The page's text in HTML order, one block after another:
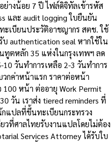
ย่างน้อย 7 ปี ไฟล์ดิจิทัลเข้ารหัส
และ audit logging ใบยืนยัน
ะเบียนประวัติอาชญากร สตช. ใช้
บ authentication seal หากใช้ใน
ทูตหลัก 35 แห่งในกรุงเทพฯ ลด
10 วันทำการเหลือ 2-3 วันทำการ
กค่าหน้าแรก ราคาต่อหน้า
100 หน้า ต่ออายุ Work Permit
วัน เราส่ง tiered reminders ที่
แปลที่ขึ้นทะเบียนกระทรวง
วที่ศาลไทยรับงานแปลโดยไม่ต้อง
Services Attorney ได้รับใบ